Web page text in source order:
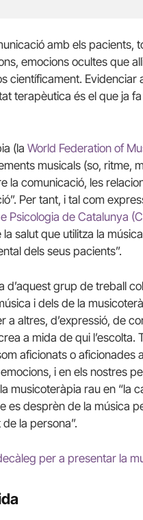
amb els pacients,
emocions ocultes que
científicament.
terapèutica és el que ja
(la World Federation of
musicals (so, ritme,
comunicació, les
Per tant, i tal com
Psicologia de Catalunya
salut que utilitza la
dels seus pacients”.
grup de treball
i dels de la
altres, d’expressió, de
a mida de qui l’escolta.
aficionats o aficionades
i en els nostres
musicoteràpia rau en “la
es desprèn de la música
la persona”.
per a presentar la